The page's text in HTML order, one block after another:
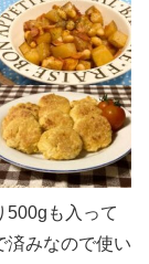
500gも入って
済みなので使い